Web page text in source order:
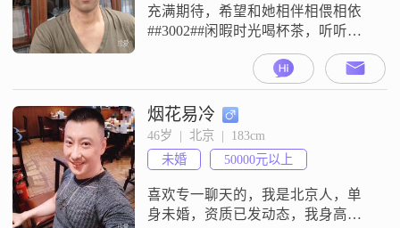
充满期待，希望和她相伴相偎相依
##3002##闲暇时光喝杯茶，听听音
乐，偶尔旅行，领略大好河山，风
土人情，看世间繁华！
烟花易冷
46岁  |  北京  |  183cm
未婚
50000元以上
喜欢专一聊天的，我是北京人，单
身未婚，资质已发动态，我身高